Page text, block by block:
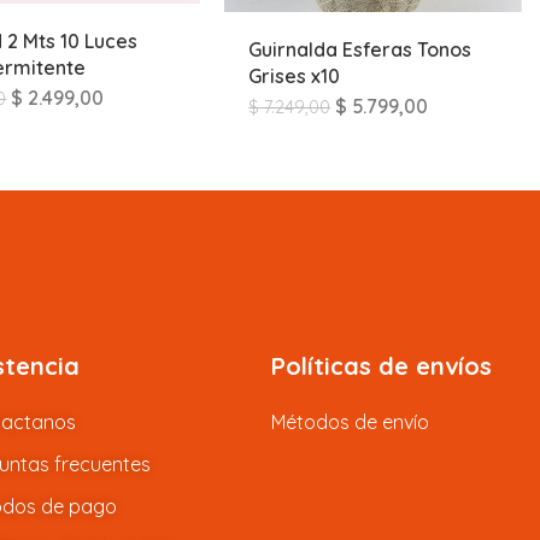
Mts 10 Luces
$ 2.499,00
Guirnalda Esferas Tonos
Grises x10
$7.249,00 $ 5.799,00
frecuentes
de pago
Políticas de envíos
Métodos de envío